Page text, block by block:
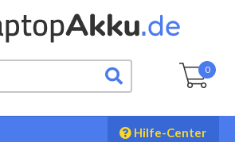
0
Hilfe-Center